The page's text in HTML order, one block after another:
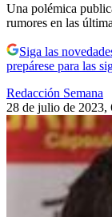
Una polémica
rumores en las
Siga las
prepárese para las
Redacción Semana
28 de julio de 2023,